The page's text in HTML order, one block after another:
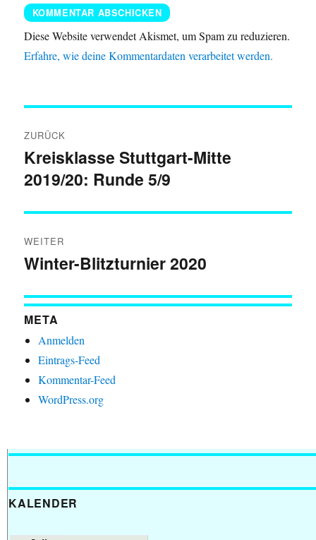
Diese Website verwendet Akismet, um Spam zu reduzieren.
Erfahre, wie deine Kommentardaten verarbeitet werden.
ZURÜCK
Vorheriger
Beitrag:
Kreisklasse Stuttgart-Mitte
2019/20: Runde 5/9
WEITER
Nächster
Winter-Blitzturnier 2020
META
Anmelden
Eintrags-Feed
Kommentar-Feed
WordPress.org
KALENDER